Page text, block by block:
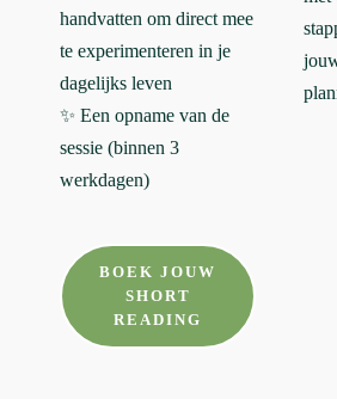
handvatten om direct mee
te experimenteren in je
dagelijks leven
✨ Een opname van de
sessie (binnen 3
werkdagen)
BOEK JOUW
SHORT
READING